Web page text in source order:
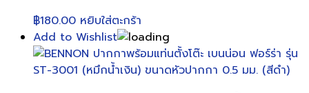
฿180.00 หยิบใส่ตะกร้า
Add to Wishlist